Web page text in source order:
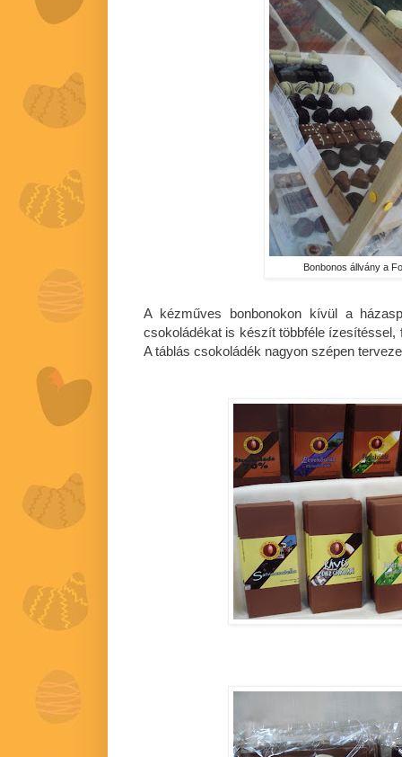
Bonbonos állvány a
A kézműves bonbonokon kívül a
csokoládékat is készít többféle ízesítéssel,
A táblás csokoládék nagyon szépen